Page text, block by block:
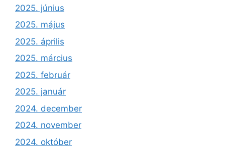
2025. június
2025. május
2025. április
2025. március
2025. február
2025. január
2024. december
2024. november
2024. október